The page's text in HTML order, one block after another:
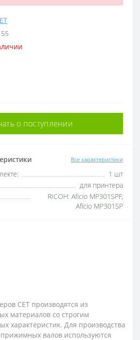
о поступлении
Все характеристики
1 шт
для принтера
RICOH: Aficio MP301SPF,
Aficio MP301SP
CET производятся из
материалов со строгим
характеристик. Для производства
валов используются